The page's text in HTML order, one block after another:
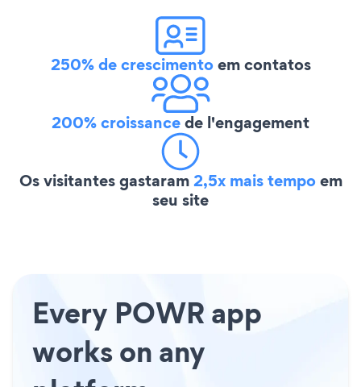
250% de crescimentoem contatos
200% croissancede l'engagement
Os visitantes gastaram2,5x mais tempoem
seu site
Every POWR app
works on any